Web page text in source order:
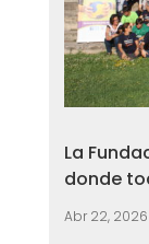
La
donde
Abr 22, 2026